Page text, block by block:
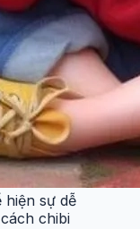
sự dễ
chibi